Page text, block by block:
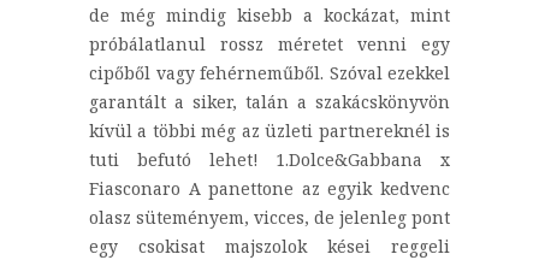
de még mindig kisebb a kockázat, mint
próbálatlanul rossz méretet venni egy
cipőből vagy fehérneműből. Szóval ezekkel
garantált a siker, talán a szakácskönyvön
kívül a többi még az üzleti partnereknél is
tuti befutó lehet! 1.Dolce&Gabbana x
Fiasconaro A panettone az egyik kedvenc
olasz süteményem, vicces, de jelenleg pont
egy csokisat majszolok kései reggeli